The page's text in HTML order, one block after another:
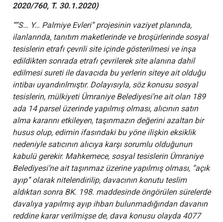
2020/760, T. 30.1.2020)
“”S… Y… Palmiye Evleri” projesinin vaziyet planında,
ilanlarında, tanıtım maketlerinde ve broşürlerinde sosyal
tesislerin etrafı çevrili site içinde gösterilmesi ve inşa
edildikten sonrada etrafı çevrilerek site alanına dahil
edilmesi sureti ile davacıda bu yerlerin siteye ait olduğu
intibaı uyandırılmıştır. Dolayısıyla, söz konusu sosyal
tesislerin, mülkiyeti Ümraniye Belediyesi’ne ait olan 189
ada 14 parsel üzerinde yapılmış olması, alıcının satın
alma kararını etkileyen, taşınmazın değerini azaltan bir
husus olup, edimin ifasındaki bu yöne ilişkin eksiklik
nedeniyle satıcının alıcıya karşı sorumlu olduğunun
kabulü gerekir. Mahkemece, sosyal tesislerin Ümraniye
Belediyesi’ne ait taşınmaz üzerine yapılmış olması, “açık
ayıp” olarak nitelendirilip, davacının konutu teslim
aldıktan sonra BK. 198. maddesinde öngörülen sürelerde
davalıya yapılmış ayıp ihbarı bulunmadığından davanın
reddine karar verilmişse de, dava konusu olayda 4077